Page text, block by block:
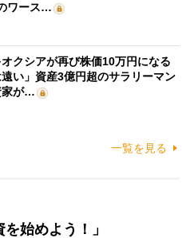
ワース…
オクシアが再び株価10万円になる
遠い」資産3億円超のサラリーマン
家が…
一覧を見る
始めよう！」